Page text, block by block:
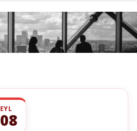
EYL
08